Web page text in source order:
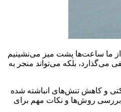
ما ساعت‌ها پشت میز می‌نشینیم
می‌گذارد، بلکه می‌تواند منجر به
و کاهش تنش‌های انباشته شده
بررسی روش‌ها و نکات مهم برای